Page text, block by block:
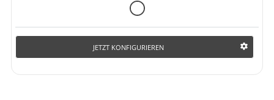
JETZT KONFIGURIEREN